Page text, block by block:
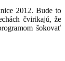
2012. Bude to
čvirikajú, že
šokovať